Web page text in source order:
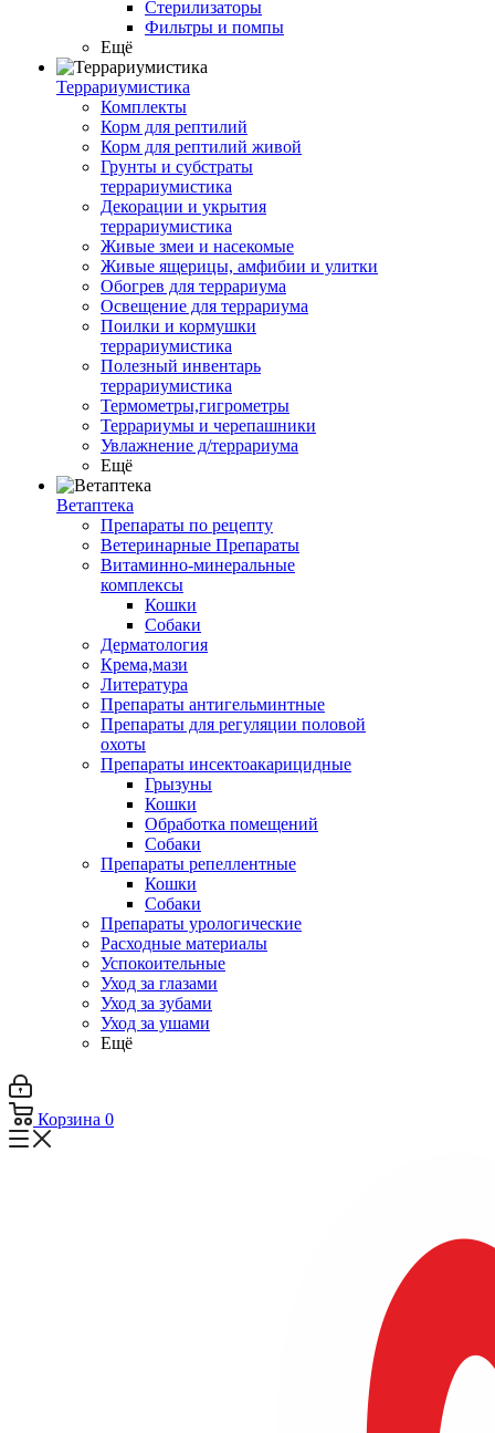
Стерилизаторы
Фильтры и помпы
Ещё
Террариумистика
Комплекты
Корм для рептилий
Корм для рептилий живой
Грунты и субстраты
террариумистика
Декорации и укрытия
террариумистика
Живые змеи и насекомые
Живые ящерицы, амфибии и улитки
Обогрев для террариума
Освещение для террариума
Поилки и кормушки
террариумистика
Полезный инвентарь
террариумистика
Термометры,гигрометры
Террариумы и черепашники
Увлажнение д/террариума
Ещё
Ветаптека
Препараты по рецепту
Ветеринарные Препараты
Витаминно-минеральные
комплексы
Кошки
Собаки
Дерматология
Крема,мази
Литература
Препараты антигельминтные
Препараты для регуляции половой
охоты
Препараты инсектоакарицидные
Грызуны
Кошки
Обработка помещений
Собаки
Препараты репеллентные
Кошки
Собаки
Препараты урологические
Расходные материалы
Успокоительные
Уход за глазами
Уход за зубами
Уход за ушами
Ещё
Корзина 0